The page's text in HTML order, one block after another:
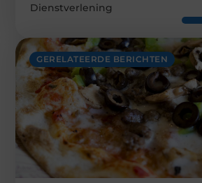
GERELATEERDE BERICHTEN
Dienstverlening